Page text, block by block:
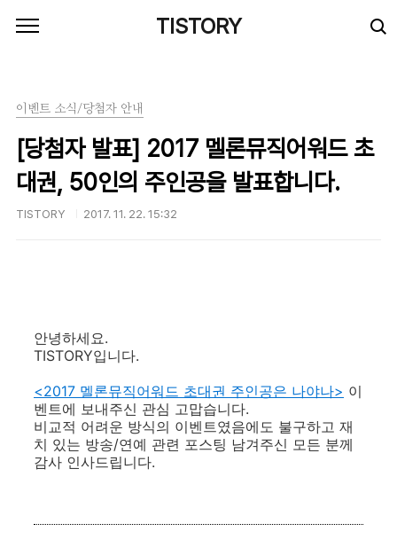
TISTORY
이벤트 소식/당첨자 안내
[당첨자 발표] 2017 멜론뮤직어워드 초
대권, 50인의 주인공을 발표합니다.
TISTORY 2017. 11. 22. 15:32
안녕하세요.
TISTORY입니다.
<2017 멜론뮤직어워드 초대권 주인공은 나야나> 이
벤트에 보내주신 관심 고맙습니다.
비교적 어려운 방식의 이벤트였음에도 불구하고 재
치 있는 방송/연예 관련 포스팅 남겨주신 모든 분께
감사 인사드립니다.